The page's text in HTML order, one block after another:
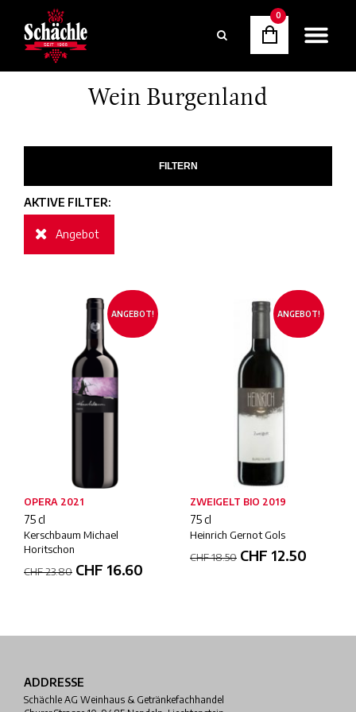
0
Wein Burgenland
FILTERN
AKTIVE FILTER:
Angebot
ANGEBOT!
OPERA 2021
75 cl
Kerschbaum Michael
Horitschon
CHF23.80 CHF 16.60
ANGEBOT!
ZWEIGELT BIO 2019
75 cl
Heinrich Gernot Gols
CHF18.50 CHF 12.50
ADDRESSE
Schächle AG Weinhaus & Getränkefachhandel